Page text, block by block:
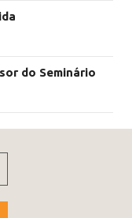
do Seminário